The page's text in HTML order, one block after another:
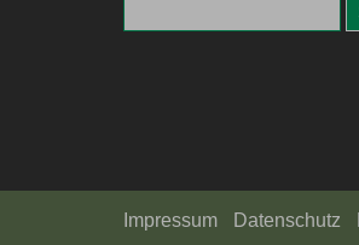
Impressum Datenschutz